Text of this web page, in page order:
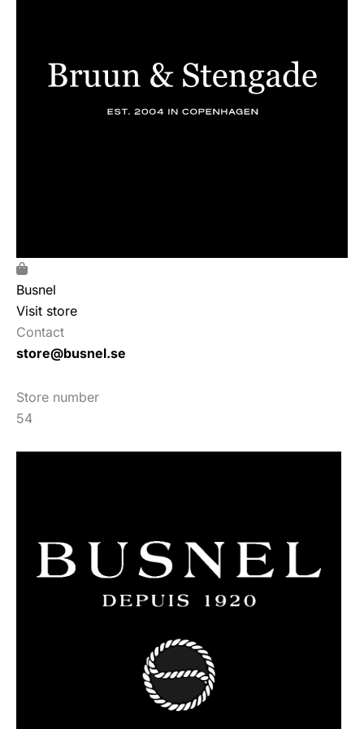
Busnel
Visit store
Contact
store@busnel.se
Store number
54